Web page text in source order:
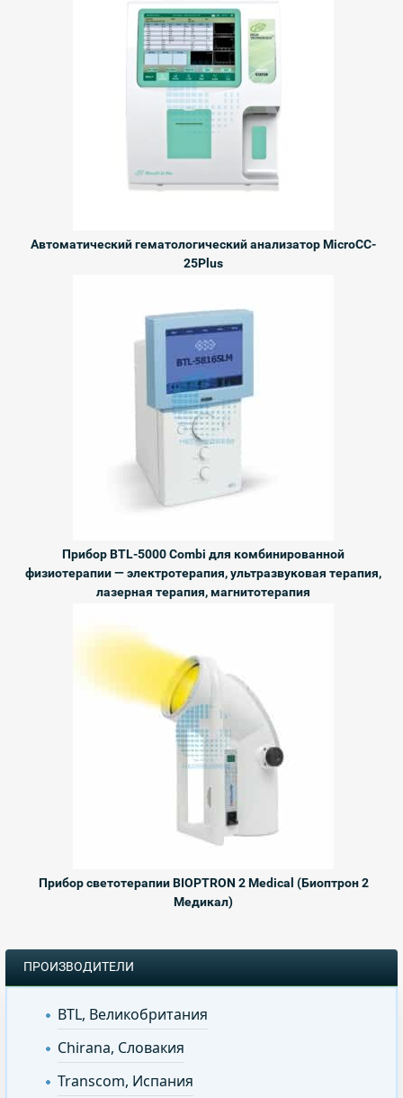
Автоматический гематологический анализатор MicroCC-
25Plus
Прибор BTL-5000 Combi для комбинированной
физиотерапии — электротерапия, ультразвуковая терапия,
лазерная терапия, магнитотерапия
Прибор светотерапии BIOPTRON 2 Medical (Биоптрон 2
Медикал)
ПРОИЗВОДИТЕЛИ
BTL, Великобритания
Chirana, Словакия
Transcom, Испания